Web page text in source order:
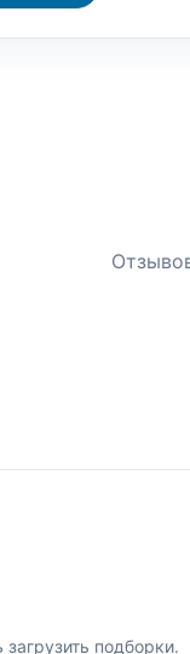
загрузить подборки.